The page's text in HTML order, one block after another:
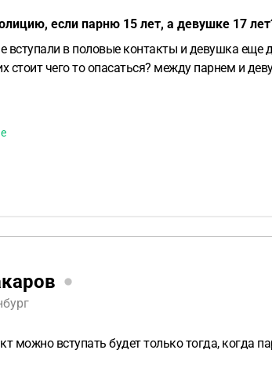
если парню 15 лет, а девушке 17
вступали в половые контакты и девушка
стоит чего то опасаться? между парнем и
можно вступать будет только тогда, когда